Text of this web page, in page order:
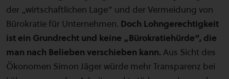
der „wirtschaftlichen Lage“ und der Vermeidung von
Bürokratie für Unternehmen. Doch Lohngerechtigkeit
ist ein Grundrecht und keine „Bürokratiehürde“, die
man nach Belieben verschieben kann. Aus Sicht des
Ökonomen Simon Jäger würde mehr Transparenz bei